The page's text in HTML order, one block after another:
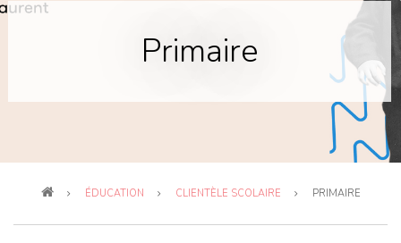
Primaire
ÉDUCATION CLIENTÈLE SCOLAIRE PRIMAIRE